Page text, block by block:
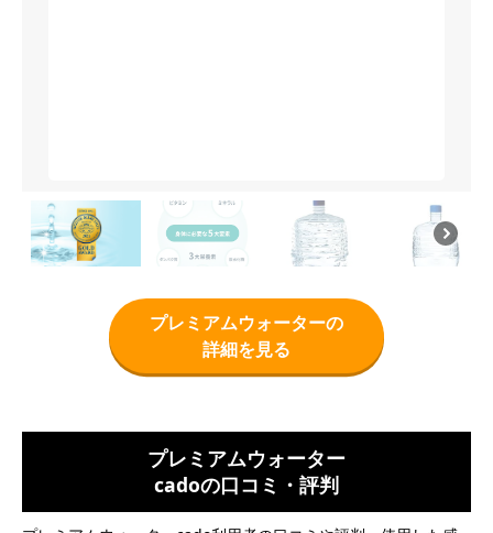
プレミアムウォーターの
詳細を見る
プレミアムウォーター
cadoの口コミ・評判